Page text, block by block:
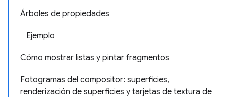
Árboles de propiedades
Ejemplo
Cómo mostrar listas y pintar fragmentos
Fotogramas del compositor: superficies,
renderización de superficies y tarjetas de textura de